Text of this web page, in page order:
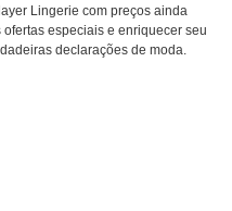
Lingerie com preços ainda
especiais e enriquecer seu
declarações de moda.